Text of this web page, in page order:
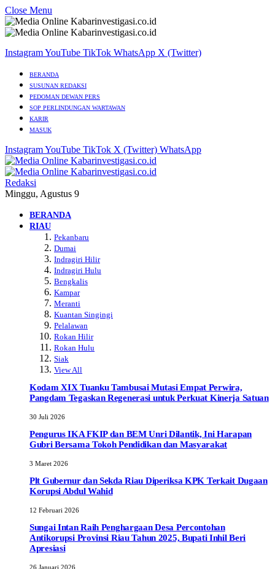
Close Menu
InstagramYouTube TikTok WhatsApp X (Twitter)
BERANDA
SUSUNAN REDAKSI
PEDOMAN DEWAN PERS
SOP PERLINDUNGAN WARTAWAN
KARIR
MASUK
InstagramYouTube TikTok X (Twitter) WhatsApp
Redaksi
Minggu, Agustus 9
BERANDA
RIAU
Pekanbaru
Dumai
Indragiri Hilir
Indragiri Hulu
Bengkalis
Kampar
Meranti
Kuantan Singingi
Pelalawan
Rokan Hilir
Rokan Hulu
Siak
View All
Kodam XIX Tuanku Tambusai Mutasi Empat Perwira,
Pangdam Tegaskan Regenerasi untuk Perkuat Kinerja Satuan
30 Juli 2026
Pengurus IKA FKIP dan BEM Unri Dilantik, Ini Harapan
Gubri Bersama Tokoh Pendidikan dan Masyarakat
3 Maret 2026
Plt Gubernur dan Sekda Riau Diperiksa KPK Terkait Dugaan
Korupsi Abdul Wahid
12 Februari 2026
Sungai Intan Raih Penghargaan Desa Percontohan
Antikorupsi Provinsi Riau Tahun 2025, Bupati Inhil Beri
Apresiasi
26 Januari 2026